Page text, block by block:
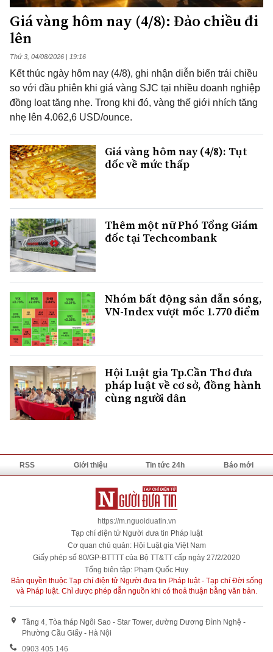
Giá vàng hôm nay (4/8): Đảo chiều đi
lên
Thứ 3, 04/08/2026 | 19:16
Kết thúc ngày hôm nay (4/8), ghi nhận diễn biến trái chiều
so với đầu phiên khi giá vàng SJC tại nhiều doanh nghiệp
đồng loạt tăng nhẹ. Trong khi đó, vàng thế giới nhích tăng
nhẹ lên 4.062,6 USD/ounce.
Giá vàng hôm nay (4/8): Tụt
dốc về mức thấp
Thêm một nữ Phó Tổng Giám
đốc tại Techcombank
Nhóm bất động sản dẫn sóng,
VN-Index vượt mốc 1.770 điểm
Hội Luật gia Tp.Cần Thơ đưa
pháp luật về cơ sở, đồng hành
cùng người dân
RSS Giới thiệu Tin tức 24h Báo mới
https://m.nguoiduatin.vn
Tạp chí điện tử Người đưa tin Pháp luật
Cơ quan chủ quản: Hội Luật gia Việt Nam
Giấy phép số 80/GP-BTTTT của Bộ TT&TT cấp ngày 27/2/2020
Tổng biên tập: Phạm Quốc Huy
Bản quyền thuộc Tạp chí điện tử Người đưa tin Pháp luật - Tạp chí Đời sống
và Pháp luật. Chỉ được phép dẫn nguồn khi có thoả thuận bằng văn bản.
Tầng 4, Tòa tháp Ngôi Sao - Star Tower, đường Dương Đình Nghệ -
Phường Cầu Giấy - Hà Nội
0903 405 146